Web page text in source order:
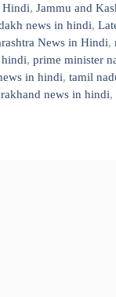
Hindi, Jammu and
news in hindi,
News in Hindi,
hindi, prime minister
in hindi, tamil
news in hindi,